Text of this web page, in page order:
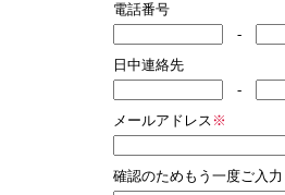
電話番号
-
日中連絡先
-
メールアドレス ※
確認のためもう一度ご入